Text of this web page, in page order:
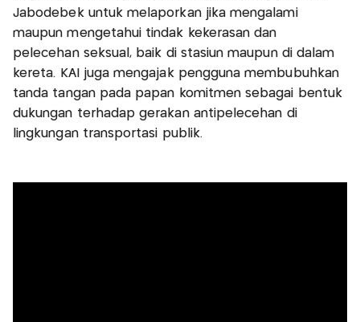
Jabodebek untuk melaporkan jika mengalami
maupun mengetahui tindak kekerasan dan
pelecehan seksual, baik di stasiun maupun di dalam
kereta. KAI juga mengajak pengguna membubuhkan
tanda tangan pada papan komitmen sebagai bentuk
dukungan terhadap gerakan antipelecehan di
lingkungan transportasi publik.